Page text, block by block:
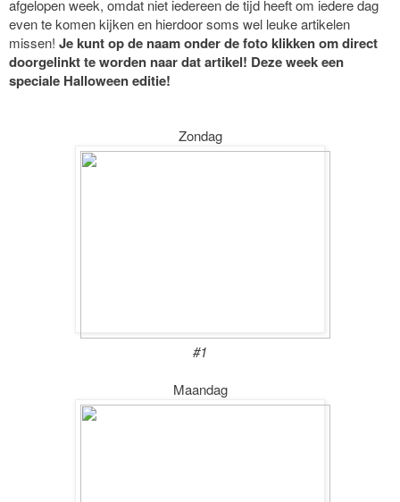
afgelopen week, omdat niet iedereen de tijd heeft om iedere dag
even te komen kijken en hierdoor soms wel leuke artikelen
missen! Je kunt op de naam onder de foto klikken om direct
doorgelinkt te worden naar dat artikel! Deze week een
speciale Halloween editie!
Zondag
#1
Maandag